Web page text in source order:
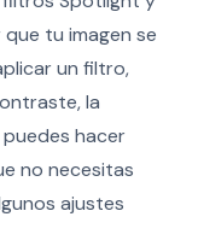
tu imagen se
un filtro,
la
hacer
no necesitas
ajustes